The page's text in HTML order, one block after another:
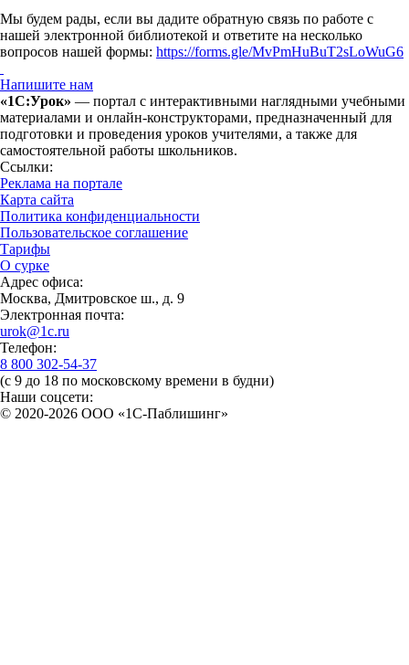
Мы будем рады, если вы дадите обратную связь по работе с
нашей электронной библиотекой и ответите на несколько
вопросов нашей формы: https://forms.gle/MvPmHuBuT2sLoWuG6
Напишите нам
«1С:Урок» — портал с интерактивными наглядными учебными
материалами и онлайн-конструкторами, предназначенный для
подготовки и проведения уроков учителями, а также для
самостоятельной работы школьников.
Ссылки:
Реклама на портале
Карта сайта
Политика конфиденциальности
Пользовательское соглашение
Тарифы
О сурке
Адрес офиса:
Москва, Дмитровское ш., д. 9
Электронная почта:
urok@1c.ru
Телефон:
8 800 302-54-37
(с 9 до 18 по московскому времени в будни)
Наши соцсети:
© 2020-2026 OOO «1С-Паблишинг»